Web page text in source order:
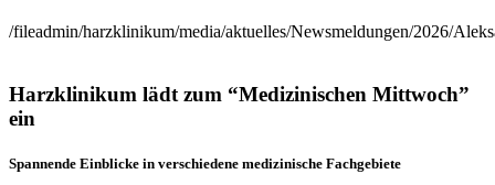
/fileadmin/harzklinikum/media/aktuelles/Newsmeldungen/2026/
Harzklinikum lädt zum “Medizinischen Mittwoch”
ein
Spannende Einblicke in verschiedene medizinische Fachgebiete